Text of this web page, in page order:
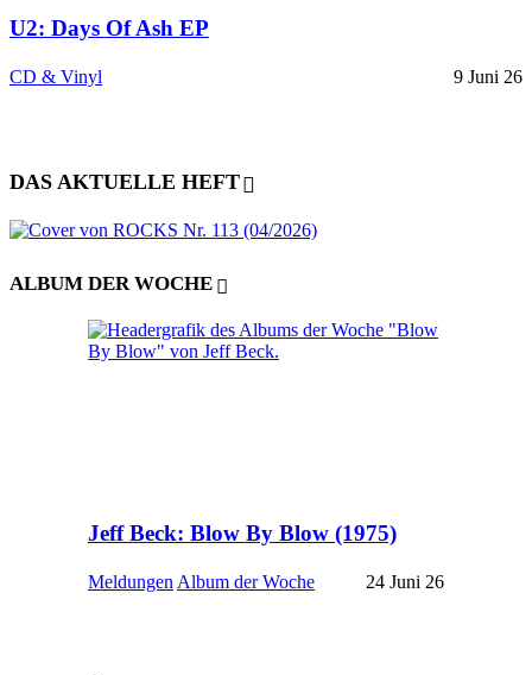
U2: Days Of Ash EP
CD & Vinyl 9 Juni 26
DAS AKTUELLE HEFT
ALBUM DER WOCHE
Jeff Beck: Blow By Blow (1975)
Meldungen Album der Woche 24 Juni 26